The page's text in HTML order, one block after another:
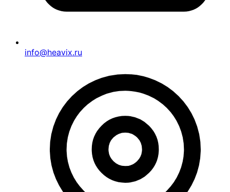
info@heavix.ru